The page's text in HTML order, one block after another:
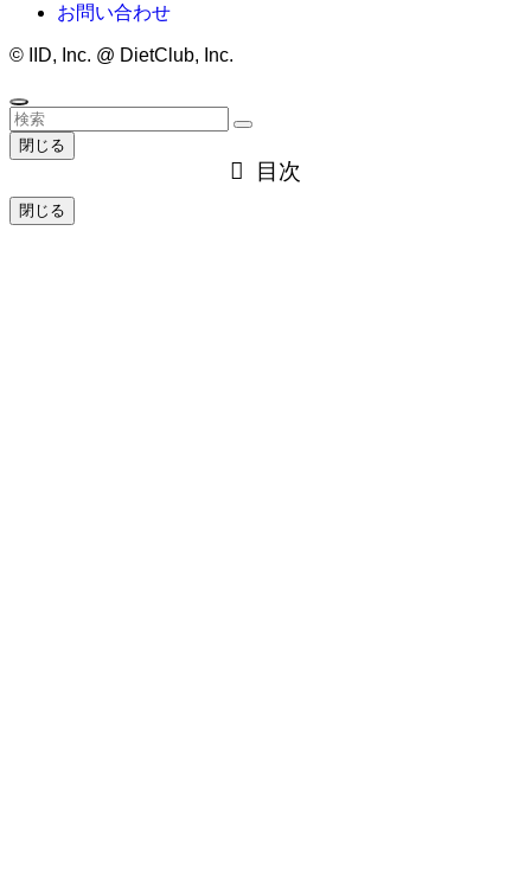
お問い合わせ
© IID, Inc. @ DietClub, Inc.
閉じる
目次
閉じる